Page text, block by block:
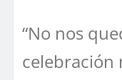
“No nos
celebración